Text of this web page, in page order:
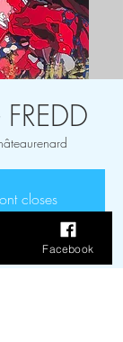
closes
Facebook